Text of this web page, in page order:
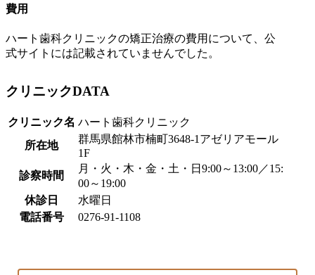
費用
ハート歯科クリニックの矯正治療の費用について、公
式サイトには記載されていませんでした。
クリニックDATA
クリニック名 ハート歯科クリニック
所在地
群馬県館林市楠町3648-1アゼリアモール
1F
診察時間
月・火・木・金・土・日9:00～13:00／15:
00～19:00
休診日
水曜日
電話番号
0276-91-1108